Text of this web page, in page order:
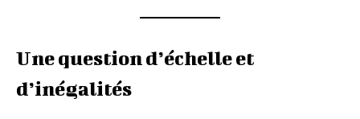
Une question d’échelle et
d’inégalités